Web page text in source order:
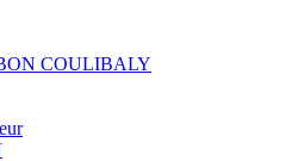
COULIBALY